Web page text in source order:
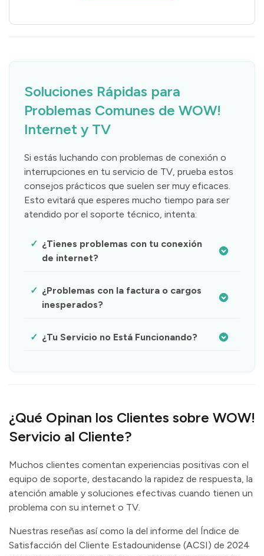
Soluciones Rápidas para
Problemas Comunes de WOW!
Internet y TV
Si estás luchando con problemas de conexión o
interrupciones en tu servicio de TV, prueba estos
consejos prácticos que suelen ser muy eficaces.
Esto evitará que esperes mucho tiempo para ser
atendido por el soporte técnico, intenta:
¿Tienes problemas con tu conexión
de internet?
¿Problemas con la factura o cargos
inesperados?
¿Tu Servicio no Está Funcionando?
¿Qué Opinan los Clientes sobre WOW!
Servicio al Cliente?
Muchos clientes comentan experiencias positivas con el
equipo de soporte, destacando la rapidez de respuesta, la
atención amable y soluciones efectivas cuando tienen un
problema con su internet o TV.
Nuestras reseñas así como la del informe del Índice de
Satisfacción del Cliente Estadounidense (ACSI) de 2024